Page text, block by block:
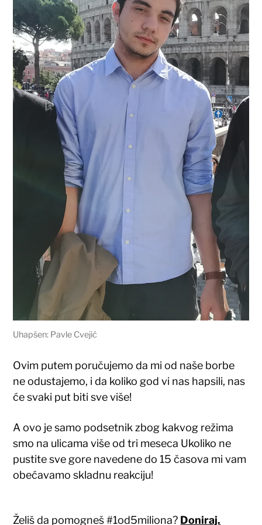
Uhapšen: Pavle Cvejić
Ovim putem poručujemo da mi od naše borbe
ne odustajemo, i da koliko god vi nas hapsili, nas
će svaki put biti sve više!
A ovo je samo podsetnik zbog kakvog režima
smo na ulicama više od tri meseca Ukoliko ne
pustite sve gore navedene do 15 časova mi vam
obećavamo skladnu reakciju!
Želiš da pomogneš #1od5miliona? Doniraj.